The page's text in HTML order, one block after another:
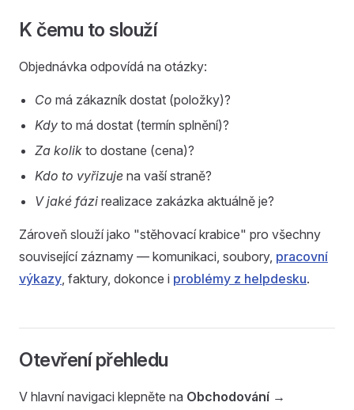
K čemu to slouží
Objednávka odpovídá na otázky:
Co má zákazník dostat (položky)?
Kdy to má dostat (termín splnění)?
Za kolik to dostane (cena)?
Kdo to vyřizuje na vaší straně?
V jaké fázi realizace zakázka aktuálně je?
Zároveň slouží jako "stěhovací krabice" pro všechny
související záznamy — komunikaci, soubory, pracovní
výkazy, faktury, dokonce i problémy z helpdesku.
Otevření přehledu
V hlavní navigaci klepněte na Obchodování →